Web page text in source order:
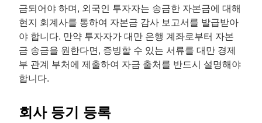
금되어야 하며, 외국인 투자자는 송금한 자본금에 대해
현지 회계사를 통하여 자본금 감사 보고서를 발급받아
야 합니다. 만약 투자자가 대만 은행 계좌로부터 자본
금 송금을 원한다면, 증빙할 수 있는 서류를 대만 경제
부 관계 부처에 제출하여 자금 출처를 반드시 설명해야
합니다.
회사 등기 등록